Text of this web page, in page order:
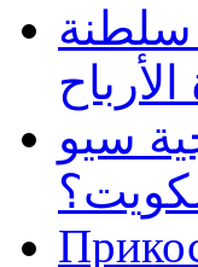
سلطنة
سيو